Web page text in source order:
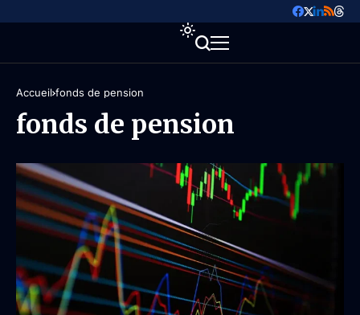
Accueil fonds de pension
fonds de pension